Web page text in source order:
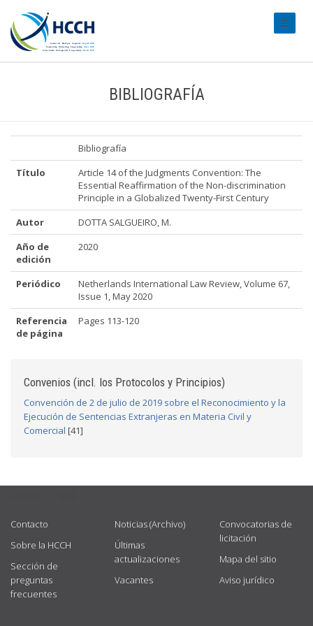
BIBLIOGRAFÍA
Bibliografía
Título
Article 14 of the Judgments Convention: The
Essential Reaffirmation of the Non-discrimination
Principle in a Globalized Twenty-First Century
Autor
DOTTA SALGUEIRO, M.
Año de
edición
2020
Periódico
Netherlands International Law Review, Volume 67,
Issue 1, May 2020
Referencia
de página
Pages 113-120
Convenios (incl. los Protocolos y Principios)
Convención de 2 de julio de 2019 sobre el Reconocimiento y la
Ejecución de Sentencias Extranjeras en Materia Civil y
Comercial [41]
Contacto
Sobre la HCCH
Sección de
preguntas
frecuentes
Noticias (Archivo)
Últimas
actualizaciones
Vacantes
Convocatorias de
licitación
Mapa del sitio
Aviso jurídico